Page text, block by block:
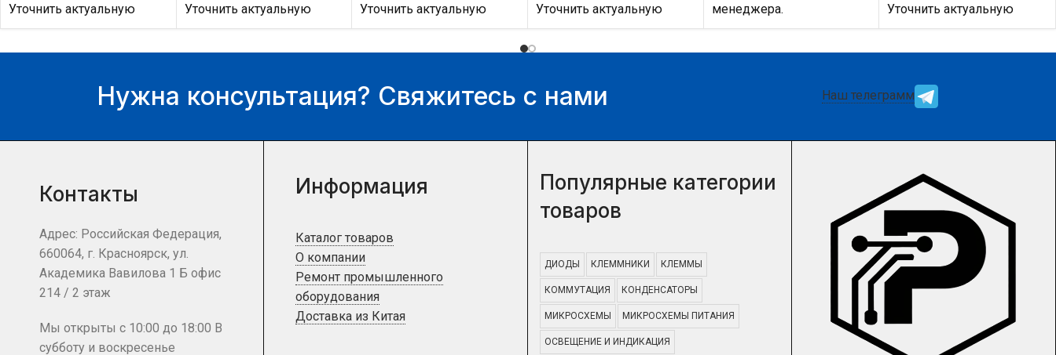
Уточнить актуальную
цену и наличие товара Вы
Уточнить актуальную
цену и наличие товара Вы
Уточнить актуальную
цену и наличие товара Вы
Уточнить актуальную
цену и наличие товара Вы
можете у нашего
менеджера.
Уточнить актуальную
цену и наличие товара Вы
Нужна консультация? Свяжитесь с нами Наш телеграмм
Контакты
Адрес: Российская Федерация,
660064, г. Красноярск, ул.
Академика Вавилова 1 Б офис
214 / 2 этаж
Мы открыты с 10:00 до 18:00 В
субботу и воскресенье
Информация
Каталог товаров
О компании
Ремонт промышленного
оборудования
Доставка из Китая
Популярные категории
товаров
ДИОДЫ КЛЕММНИКИ КЛЕММЫ
КОММУТАЦИЯ КОНДЕНСАТОРЫ
МИКРОСХЕМЫ МИКРОСХЕМЫ ПИТАНИЯ
ОСВЕЩЕНИЕ И ИНДИКАЦИЯ